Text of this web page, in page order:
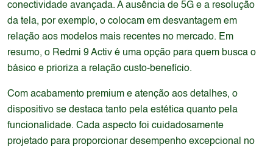
conectividade avançada. A ausência de 5G e a resolução
da tela, por exemplo, o colocam em desvantagem em
relação aos modelos mais recentes no mercado. Em
resumo, o Redmi 9 Activ é uma opção para quem busca o
básico e prioriza a relação custo-benefício.
Com acabamento premium e atenção aos detalhes, o
dispositivo se destaca tanto pela estética quanto pela
funcionalidade. Cada aspecto foi cuidadosamente
projetado para proporcionar desempenho excepcional no